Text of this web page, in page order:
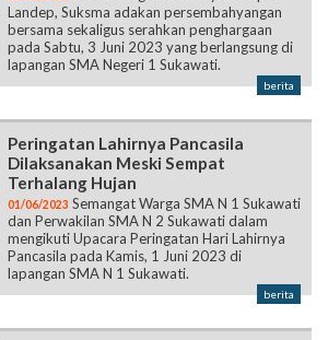
Landep, Suksma adakan persembahyangan
bersama sekaligus serahkan penghargaan
pada Sabtu, 3 Juni 2023 yang berlangsung di
lapangan SMA Negeri 1 Sukawati.
berita
Peringatan Lahirnya Pancasila
Dilaksanakan Meski Sempat
Terhalang Hujan
01/06/2023 Semangat Warga SMA N 1 Sukawati
dan Perwakilan SMA N 2 Sukawati dalam
mengikuti Upacara Peringatan Hari Lahirnya
Pancasila pada Kamis, 1 Juni 2023 di
lapangan SMA N 1 Sukawati.
berita